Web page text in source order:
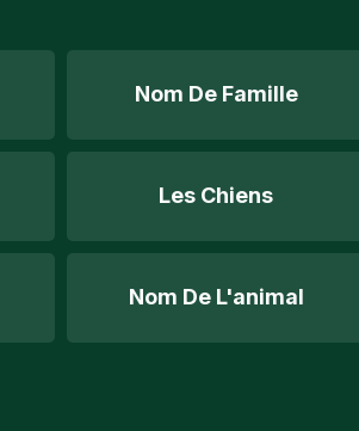
Nom De Famille
Les Chiens
Nom De L'animal